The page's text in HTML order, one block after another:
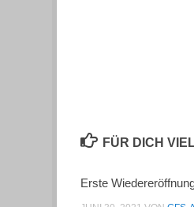
FÜR DICH
Erste